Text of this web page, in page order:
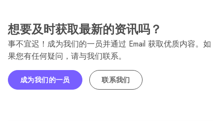
想要及时获取最新的资讯吗？
事不宜迟！成为我们的一员并通过 Email 获取优质内容。如
果您有任何疑问，请与我们联系。
成为我们的一员 联系我们